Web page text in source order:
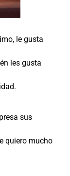
le gusta
les gusta
sus
quiero mucho